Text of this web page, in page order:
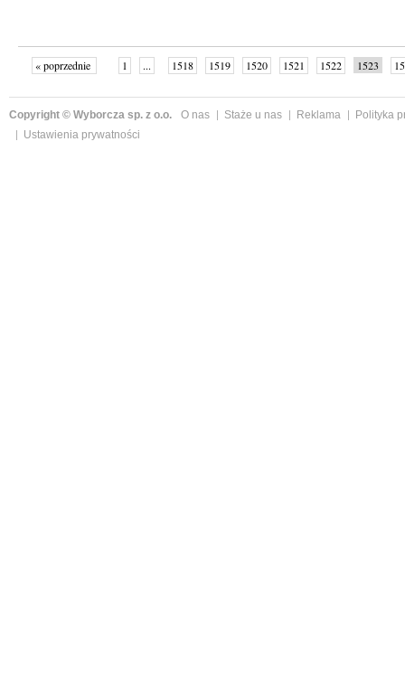
« poprzednie 1 ... 1518 1519 1520 1521 1522 1523
Copyright © Wyborcza sp. z o.o. O nas Staże u nas Reklama
Polityka
Ustawienia prywatności